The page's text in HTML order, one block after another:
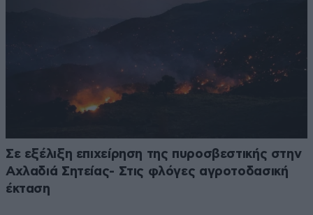
Σε εξέλιξη επιχείρηση της πυροσβεστικής στην
Αχλαδιά Σητείας- Στις φλόγες αγροτοδασική
έκταση